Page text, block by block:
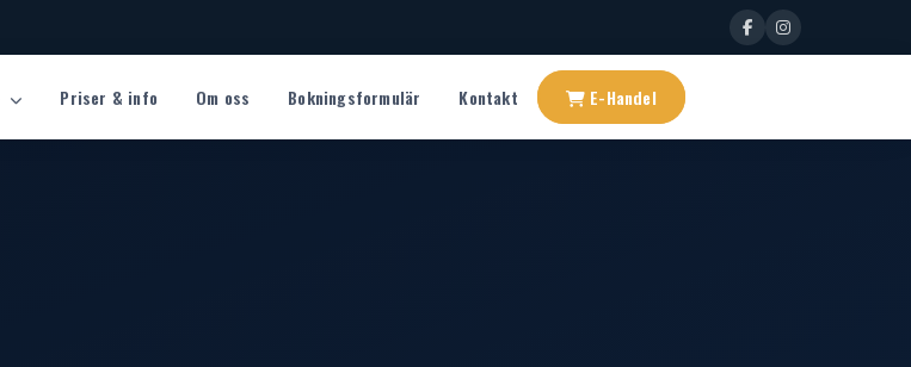
Priser & info Om oss Bokningsformulär Kontakt E-Handel